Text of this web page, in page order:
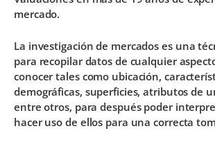
mercado.
La investigación de mercados es una
para recopilar datos de cualquier
conocer tales como ubicación,
demográficas, superficies, atributos de
entre otros, para después poder
hacer uso de ellos para una correcta